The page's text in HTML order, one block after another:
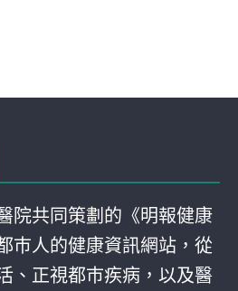
院共同策劃的《明報健康
巿人的健康資訊網站，從
、正視都巿疾病，以及醫